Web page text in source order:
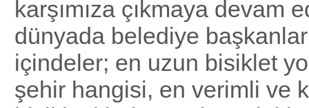
karşımıza çıkmaya devam
dünyada belediye
içindeler; en uzun bisiklet
şehir hangisi, en verimli ve